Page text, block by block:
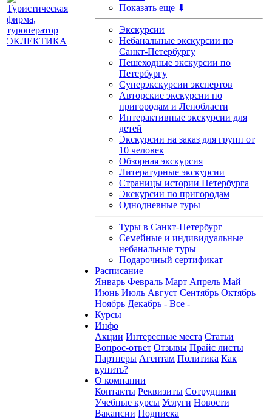
Показать еще ⬇
Экскурсии
Небанальные экскурсии по
Санкт-Петербургу
Пешеходные экскурсии по
Петербургу
Суперэкскурсии экспертов
Авторские экскурсии по
пригородам и Ленобласти
Интерактивные экскурсии для
детей
Экскурсии на заказ для групп от
10 человек
Обзорная экскурсия
Литературные экскурсии
Страницы истории Петербурга
Экскурсии по пригородам
Однодневные туры
Туры в Санкт-Петербург
Семейные и индивидуальные
небанальные туры
Подарочный сертификат
Расписание
Январь Февраль Март Апрель Май
Июнь Июль Август Сентябрь Октябрь
Ноябрь Декабрь - Все -
Курсы
Инфо
Акции Интересные места Статьи
Вопрос-ответ Отзывы Прайс листы
Партнеры Агентам Политика Как
купить?
О компании
Контакты Реквизиты Сотрудники
Учебные курсы Услуги Новости
Вакансии Подписка